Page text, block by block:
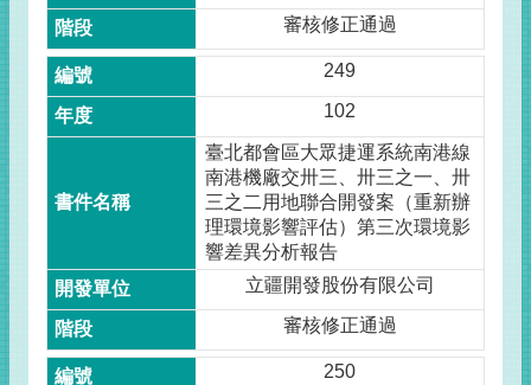
審核修正通過
249
102
臺北都會區大眾捷運系統南港線
南港機廠交卅三、卅三之一、卅
三之二用地聯合開發案（重新辦
理環境影響評估）第三次環境影
響差異分析報告
立疆開發股份有限公司
審核修正通過
250